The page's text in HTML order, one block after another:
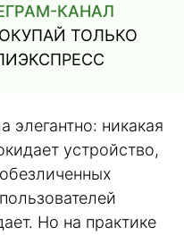
КАНАЛ
ТОЛЬКО
элегантно: никакая
устройство,
Но на практике